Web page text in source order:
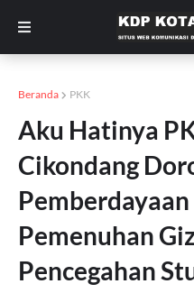
Beranda PKK
Aku Hatinya
Cikondang
Pemenuhan
Pencegahan